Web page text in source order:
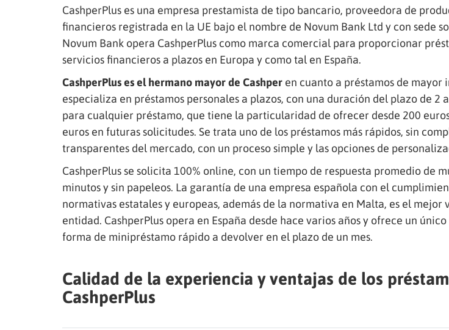
CashperPlus es una empresa prestamista de tipo bancario, proveedora de
financieros registrada en la UE bajo el nombre de Novum Bank Ltd y con sede
Novum Bank opera CashperPlus como marca comercial para proporcionar
servicios financieros a plazos en Europa y como tal en España.
CashperPlus es el hermano mayor de Cashper en cuanto a préstamos de mayor
especializa en préstamos personales a plazos, con una duración del plazo de 2
para cualquier préstamo, que tiene la particularidad de ofrecer desde 200
euros en futuras solicitudes. Se trata uno de los préstamos más rápidos, sin
transparentes del mercado, con un proceso simple y las opciones de
CashperPlus se solicita 100% online, con un tiempo de respuesta promedio de
minutos y sin papeleos. La garantía de una empresa española con el
normativas estatales y europeas, además de la normativa en Malta, es el mejor
entidad. CashperPlus opera en España desde hace varios años y ofrece un
forma de minipréstamo rápido a devolver en el plazo de un mes.
Calidad de la experiencia y ventajas de los
CashperPlus